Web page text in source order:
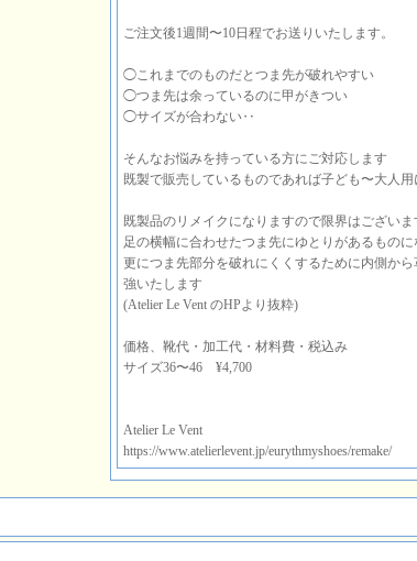
ご注文後1週間〜10日程でお送りいたします。
◯これまでのものだとつま先が破れやすい
◯つま先は余っているのに甲がきつい
◯サイズが合わない‥
そんなお悩みを持っている方にご対応します
既製で販売しているものであれば子ども〜大人
既製品のリメイクになりますので限界はございま
足の横幅に合わせたつま先にゆとりがあるものに
更につま先部分を破れにくくするために内側か
強いたします
(Atelier Le Vent のHPより抜粋)
価格、靴代・加工代・材料費・税込み
サイズ36〜46 ¥4,700
Atelier Le Vent
https://www.atelierlevent.jp/eurythmyshoes/remake/